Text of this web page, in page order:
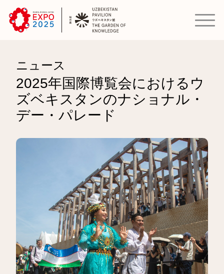
ニュース
2025年国際博覧会におけるウ
ズベキスタンのナショナル・
デー・パレード